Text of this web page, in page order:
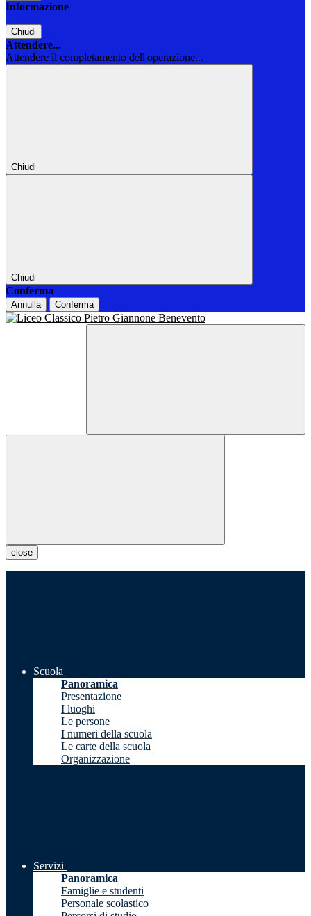
Informazione
Chiudi
Attendere...
Attendere il completamento dell'operazione...
Chiudi
Chiudi
Conferma
Annulla Conferma
close
Scuola
Panoramica
Presentazione
I luoghi
Le persone
I numeri della scuola
Le carte della scuola
Organizzazione
Servizi
Panoramica
Famiglie e studenti
Personale scolastico